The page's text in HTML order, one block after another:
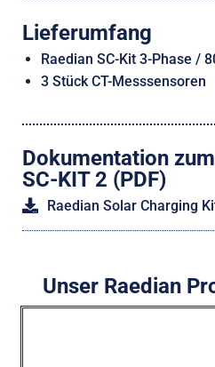
Lieferumfang
Raedian SC-Kit 3-Phase /
3 Stück CT-Messsensoren
Dokumentation
SC-KIT 2 (PDF)
Raedian Solar Charging
Unser Raedian